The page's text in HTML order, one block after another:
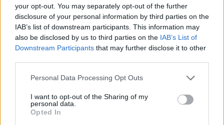
your opt-out. You may separately opt-out of the further
disclosure of your personal information by third parties on the
IAB’s list of downstream participants. This information may
also be disclosed by us to third parties on the IAB’s List of
Downstream Participants that may further disclose it to other
Personal Data Processing Opt Outs
I want to opt-out of the Sharing of my
personal data.
Opted In